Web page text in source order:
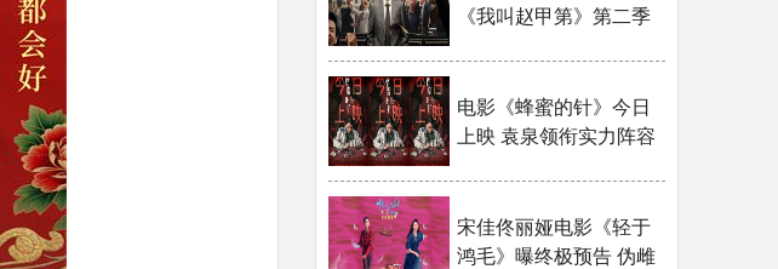
《我叫赵甲第》第二季
电影《蜂蜜的针》今日
上映 袁泉领衔实力阵容
宋佳佟丽娅电影《轻于
鸿毛》曝终极预告 伪雌